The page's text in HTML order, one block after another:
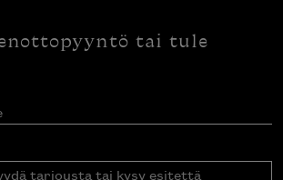
tai tule
(Pakollinen)